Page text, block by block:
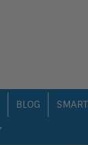
BLOG